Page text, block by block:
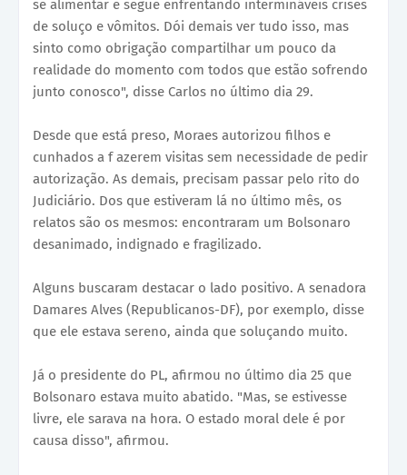
se alimentar e segue enfrentando intermináveis crises
de soluço e vômitos. Dói demais ver tudo isso, mas
sinto como obrigação compartilhar um pouco da
realidade do momento com todos que estão sofrendo
junto conosco", disse Carlos no último dia 29.
Desde que está preso, Moraes autorizou filhos e
cunhados a f azerem visitas sem necessidade de pedir
autorização. As demais, precisam passar pelo rito do
Judiciário. Dos que estiveram lá no último mês, os
relatos são os mesmos: encontraram um Bolsonaro
desanimado, indignado e fragilizado.
Alguns buscaram destacar o lado positivo. A senadora
Damares Alves (Republicanos-DF), por exemplo, disse
que ele estava sereno, ainda que soluçando muito.
Já o presidente do PL, afirmou no último dia 25 que
Bolsonaro estava muito abatido. "Mas, se estivesse
livre, ele sarava na hora. O estado moral dele é por
causa disso", afirmou.